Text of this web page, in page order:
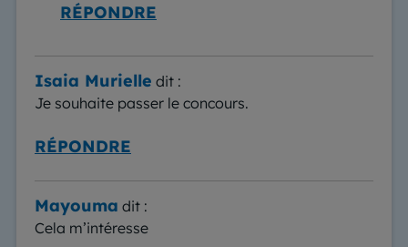
RÉPONDRE
Isaia Murielle dit :
Je souhaite passer le concours.
RÉPONDRE
Mayouma dit :
Cela m’intéresse